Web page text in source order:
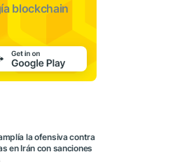
blockchain
la ofensiva contra
en Irán con sanciones